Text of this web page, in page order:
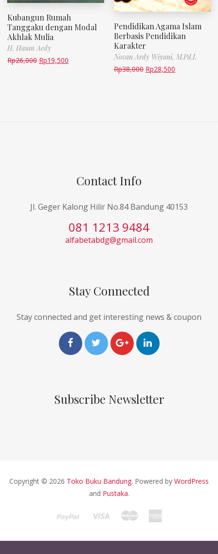
Kubangun Rumah
Tanggaku dengan Modal
Akhlak Mulia
H. Hasan Aedy
Rp26,000 Rp19,500
Pendidikan Agama Islam
Berbasis Pendidikan
Karakter
Novan Ardy Wiyani, M.Pd.I.
Rp38,000 Rp28,500
Contact Info
Jl. Geger Kalong Hilir No.84 Bandung 40153
081 1213 9484
alfabetabdg@gmail.com
Stay Connected
Stay connected and get interesting news & coupon
Subscribe Newsletter
Copyright © 2026 Toko Buku Bandung. Powered by WordPress
and Pustaka.